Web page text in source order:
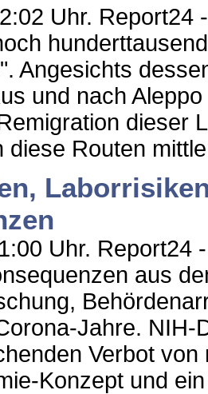
Uhr.
Angesichts
und nach
dieser
diese Routen
Uhr. Report24
aus
Jahre.
Verbot
Konzept und